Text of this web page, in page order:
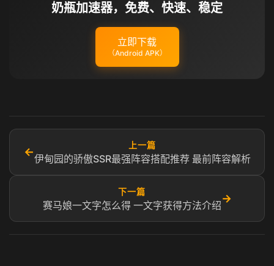
奶瓶加速器，免费、快速、稳定
立即下载
（Android APK）
←
上一篇
伊甸园的骄傲SSR最强阵容搭配推荐 最前阵容解析
下一篇
赛马娘一文字怎么得 一文字获得方法介绍
→